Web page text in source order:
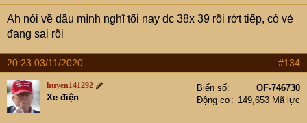
Ah nói về dầu mình nghĩ tối nay dc 38x 39 rồi rớt tiếp, có vẻ
đang sai rồi
20:23 03/11/2020 #134
huyen141292
Xe điện
Biển số
OF-746730
Động cơ
149,653 Mã lực